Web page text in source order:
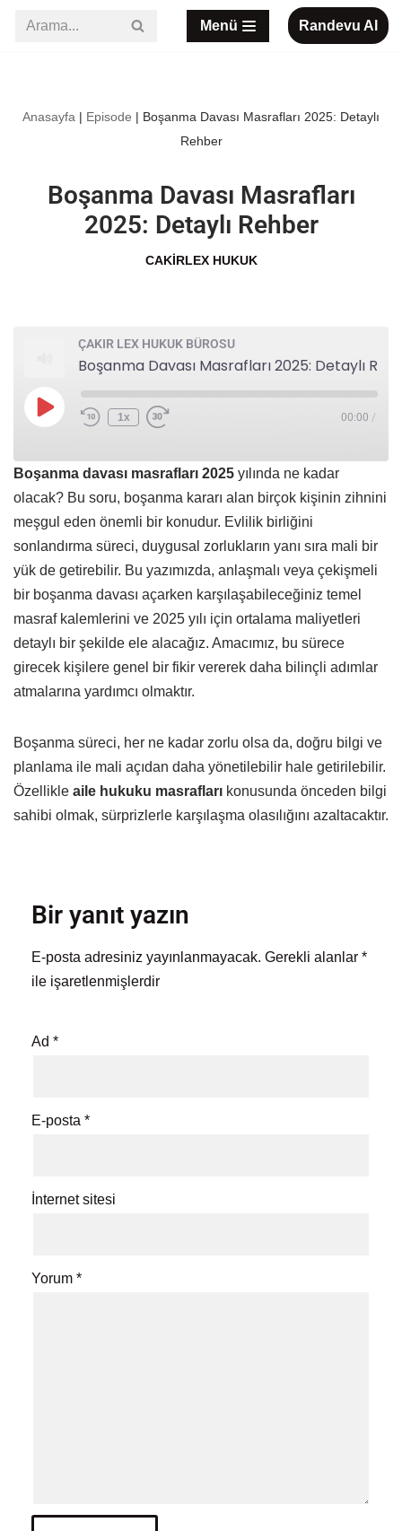
Menü Randevu Al
Anasayfa | Episode | Boşanma Davası Masrafları 2025: Detaylı
Rehber
Boşanma Davası Masrafları
2025: Detaylı Rehber
CAKIRLEX HUKUK
ÇAKIR LEX HUKUK BÜROSU
1x 00:00 /
Boşanma davası masrafları 2025 yılında ne kadar
olacak? Bu soru, boşanma kararı alan birçok kişinin zihnini
meşgul eden önemli bir konudur. Evlilik birliğini
sonlandırma süreci, duygusal zorlukların yanı sıra mali bir
yük de getirebilir. Bu yazımızda, anlaşmalı veya çekişmeli
bir boşanma davası açarken karşılaşabileceğiniz temel
masraf kalemlerini ve 2025 yılı için ortalama maliyetleri
detaylı bir şekilde ele alacağız. Amacımız, bu sürece
girecek kişilere genel bir fikir vererek daha bilinçli adımlar
atmalarına yardımcı olmaktır.
Boşanma süreci, her ne kadar zorlu olsa da, doğru bilgi ve
planlama ile mali açıdan daha yönetilebilir hale getirilebilir.
Özellikle aile hukuku masrafları konusunda önceden bilgi
sahibi olmak, sürprizlerle karşılaşma olasılığını azaltacaktır.
Bir yanıt yazın
E-posta adresiniz yayınlanmayacak. Gerekli alanlar *
ile işaretlenmişlerdir
Ad *
E-posta *
İnternet sitesi
Yorum *